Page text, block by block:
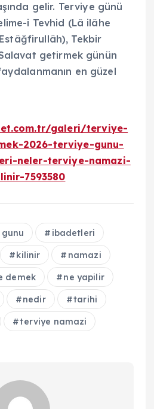
gelir. Terviye günü
i Tevhid (Lâ ilâhe
Tekbir
getirmek günün
en güzel
galeri/terviye-
2026-terviye-gunu-
neler-terviye-namazi-
7593580
gunu ibadetleri
kilinir namazi
demek ne yapilir
nedir tarihi
terviye namazi